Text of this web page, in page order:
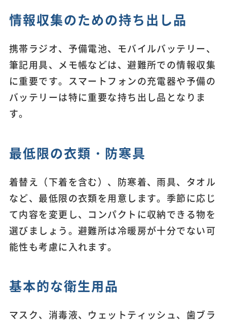
情報収集のための持ち出し品
携帯ラジオ、予備電池、モバイルバッテリー、
筆記用具、メモ帳などは、避難所での情報収集
に重要です。スマートフォンの充電器や予備の
バッテリーは特に重要な持ち出し品となりま
す。
最低限の衣類・防寒具
着替え（下着を含む）、防寒着、雨具、タオル
など、最低限の衣類を用意します。季節に応じ
て内容を変更し、コンパクトに収納できる物を
選びましょう。避難所は冷暖房が十分でない可
能性も考慮に入れます。
基本的な衛生用品
マスク、消毒液、ウェットティッシュ、歯ブラ